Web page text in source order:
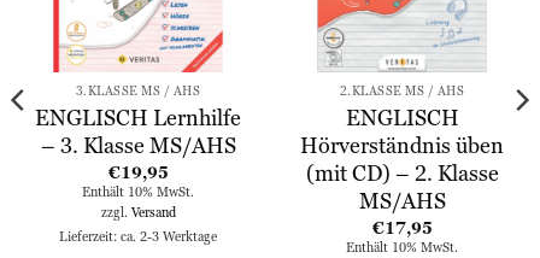
3.KLASSE MS / AHS
ENGLISCH Lernhilfe
– 3. Klasse MS/AHS
€19,95
Enthält 10% MwSt.
zzgl. Versand
Lieferzeit: ca. 2-3 Werktage
2.KLASSE MS / AHS
ENGLISCH
Hörverständnis üben
(mit CD) – 2. Klasse
MS/AHS
€17,95
Enthält 10% MwSt.